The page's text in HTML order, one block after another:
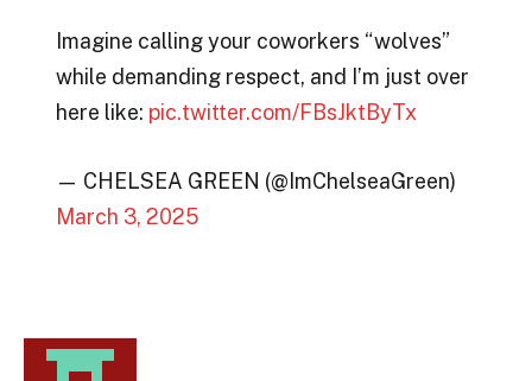
Imagine calling your coworkers “wolves”
while demanding respect, and I’m just over
here like: pic.twitter.com/FBsJktByTx
— CHELSEA GREEN (@ImChelseaGreen)
March 3, 2025